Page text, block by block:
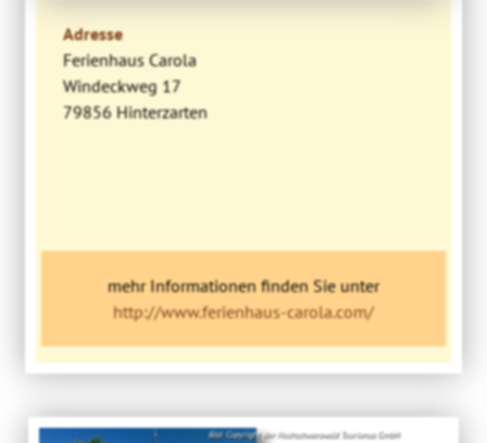
Adresse
Ferienhaus Carola
Windeckweg 17
79856 Hinterzarten
mehr Informationen finden Sie unter
http://www.ferienhaus-carola.com/
Bild: Copyright der Hochschwarzwald Tourismus GmbH